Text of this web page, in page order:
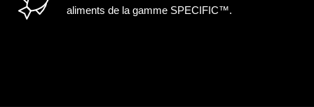
aliments de la gamme SPECIFIC™.